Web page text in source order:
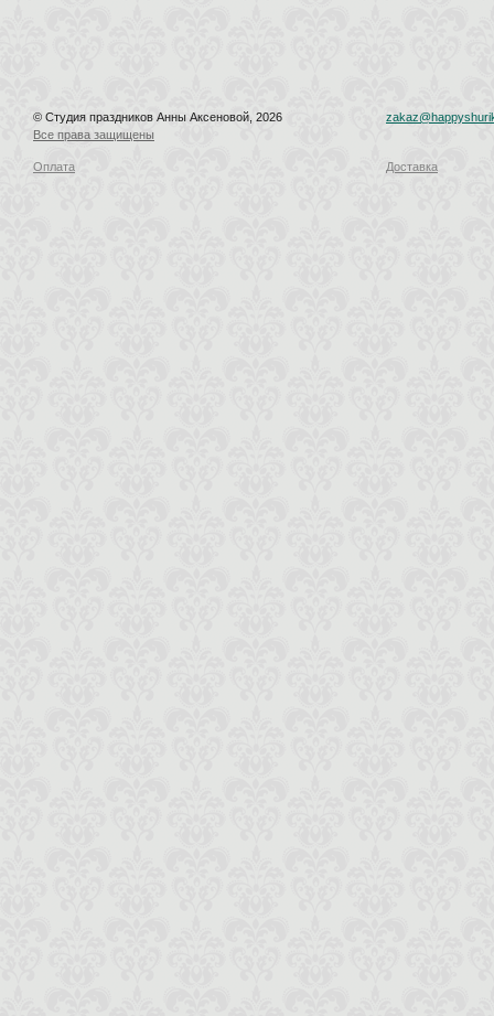
© Студия праздников Анны Аксеновой, 2026
Все права защищены
Оплата Доставка